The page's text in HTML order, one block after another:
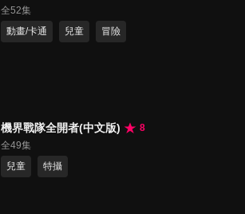
全52集
動畫/卡通
兒童 冒險
機界戰隊全開者(中文版)
8
全49集
兒童
特攝